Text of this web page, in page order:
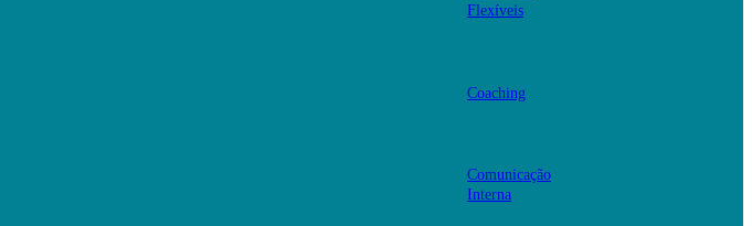
Flexíveis
Coaching
Comunicação
Interna